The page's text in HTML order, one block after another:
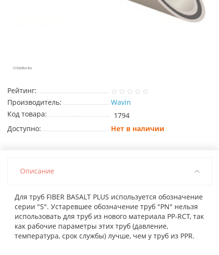
Рейтинг:
Производитель:
Wavin
Код товара:
1794
Доступно:
Нет в наличии
Описание
Для труб FIBER BASALT PLUS используется обозначение
серии "S". Устаревшее обозначение труб "PN" нельзя
использовать для труб из нового материала PP-RCT, так
как рабочие параметры этих труб (давление,
температура, срок службы) лучше, чем у труб из PPR.